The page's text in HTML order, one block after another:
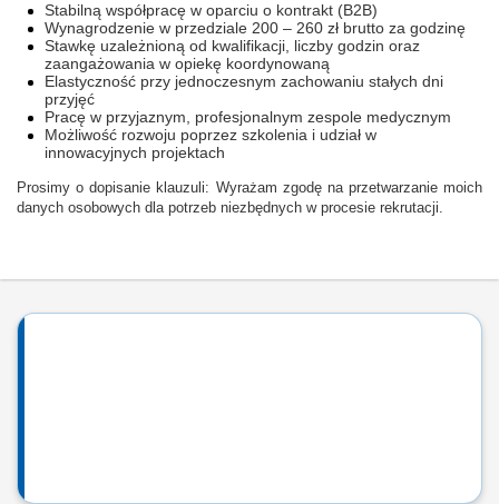
Stabilną współpracę w oparciu o kontrakt (B2B)
Wynagrodzenie w przedziale 200 – 260 zł brutto za godzinę
Stawkę uzależnioną od kwalifikacji, liczby godzin oraz
zaangażowania w opiekę koordynowaną
Elastyczność przy jednoczesnym zachowaniu stałych dni
przyjęć
Pracę w przyjaznym, profesjonalnym zespole medycznym
Możliwość rozwoju poprzez szkolenia i udział w
innowacyjnych projektach
Prosimy o dopisanie klauzuli: Wyrażam zgodę na przetwarzanie moich
danych osobowych dla potrzeb niezbędnych w procesie rekrutacji.